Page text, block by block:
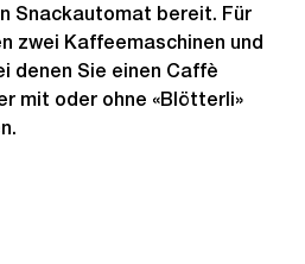
Snackautomat bereit. Für
zwei Kaffeemaschinen und
denen Sie einen Caffè
mit oder ohne «Blötterli»